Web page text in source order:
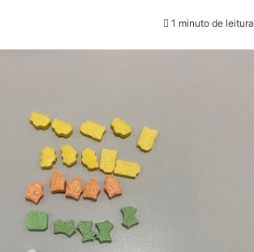
1 minuto de leitura